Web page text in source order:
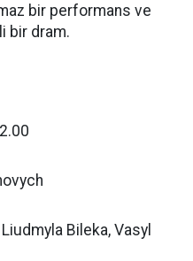
bir performans ve
bir dram.
Bileka, Vasyl